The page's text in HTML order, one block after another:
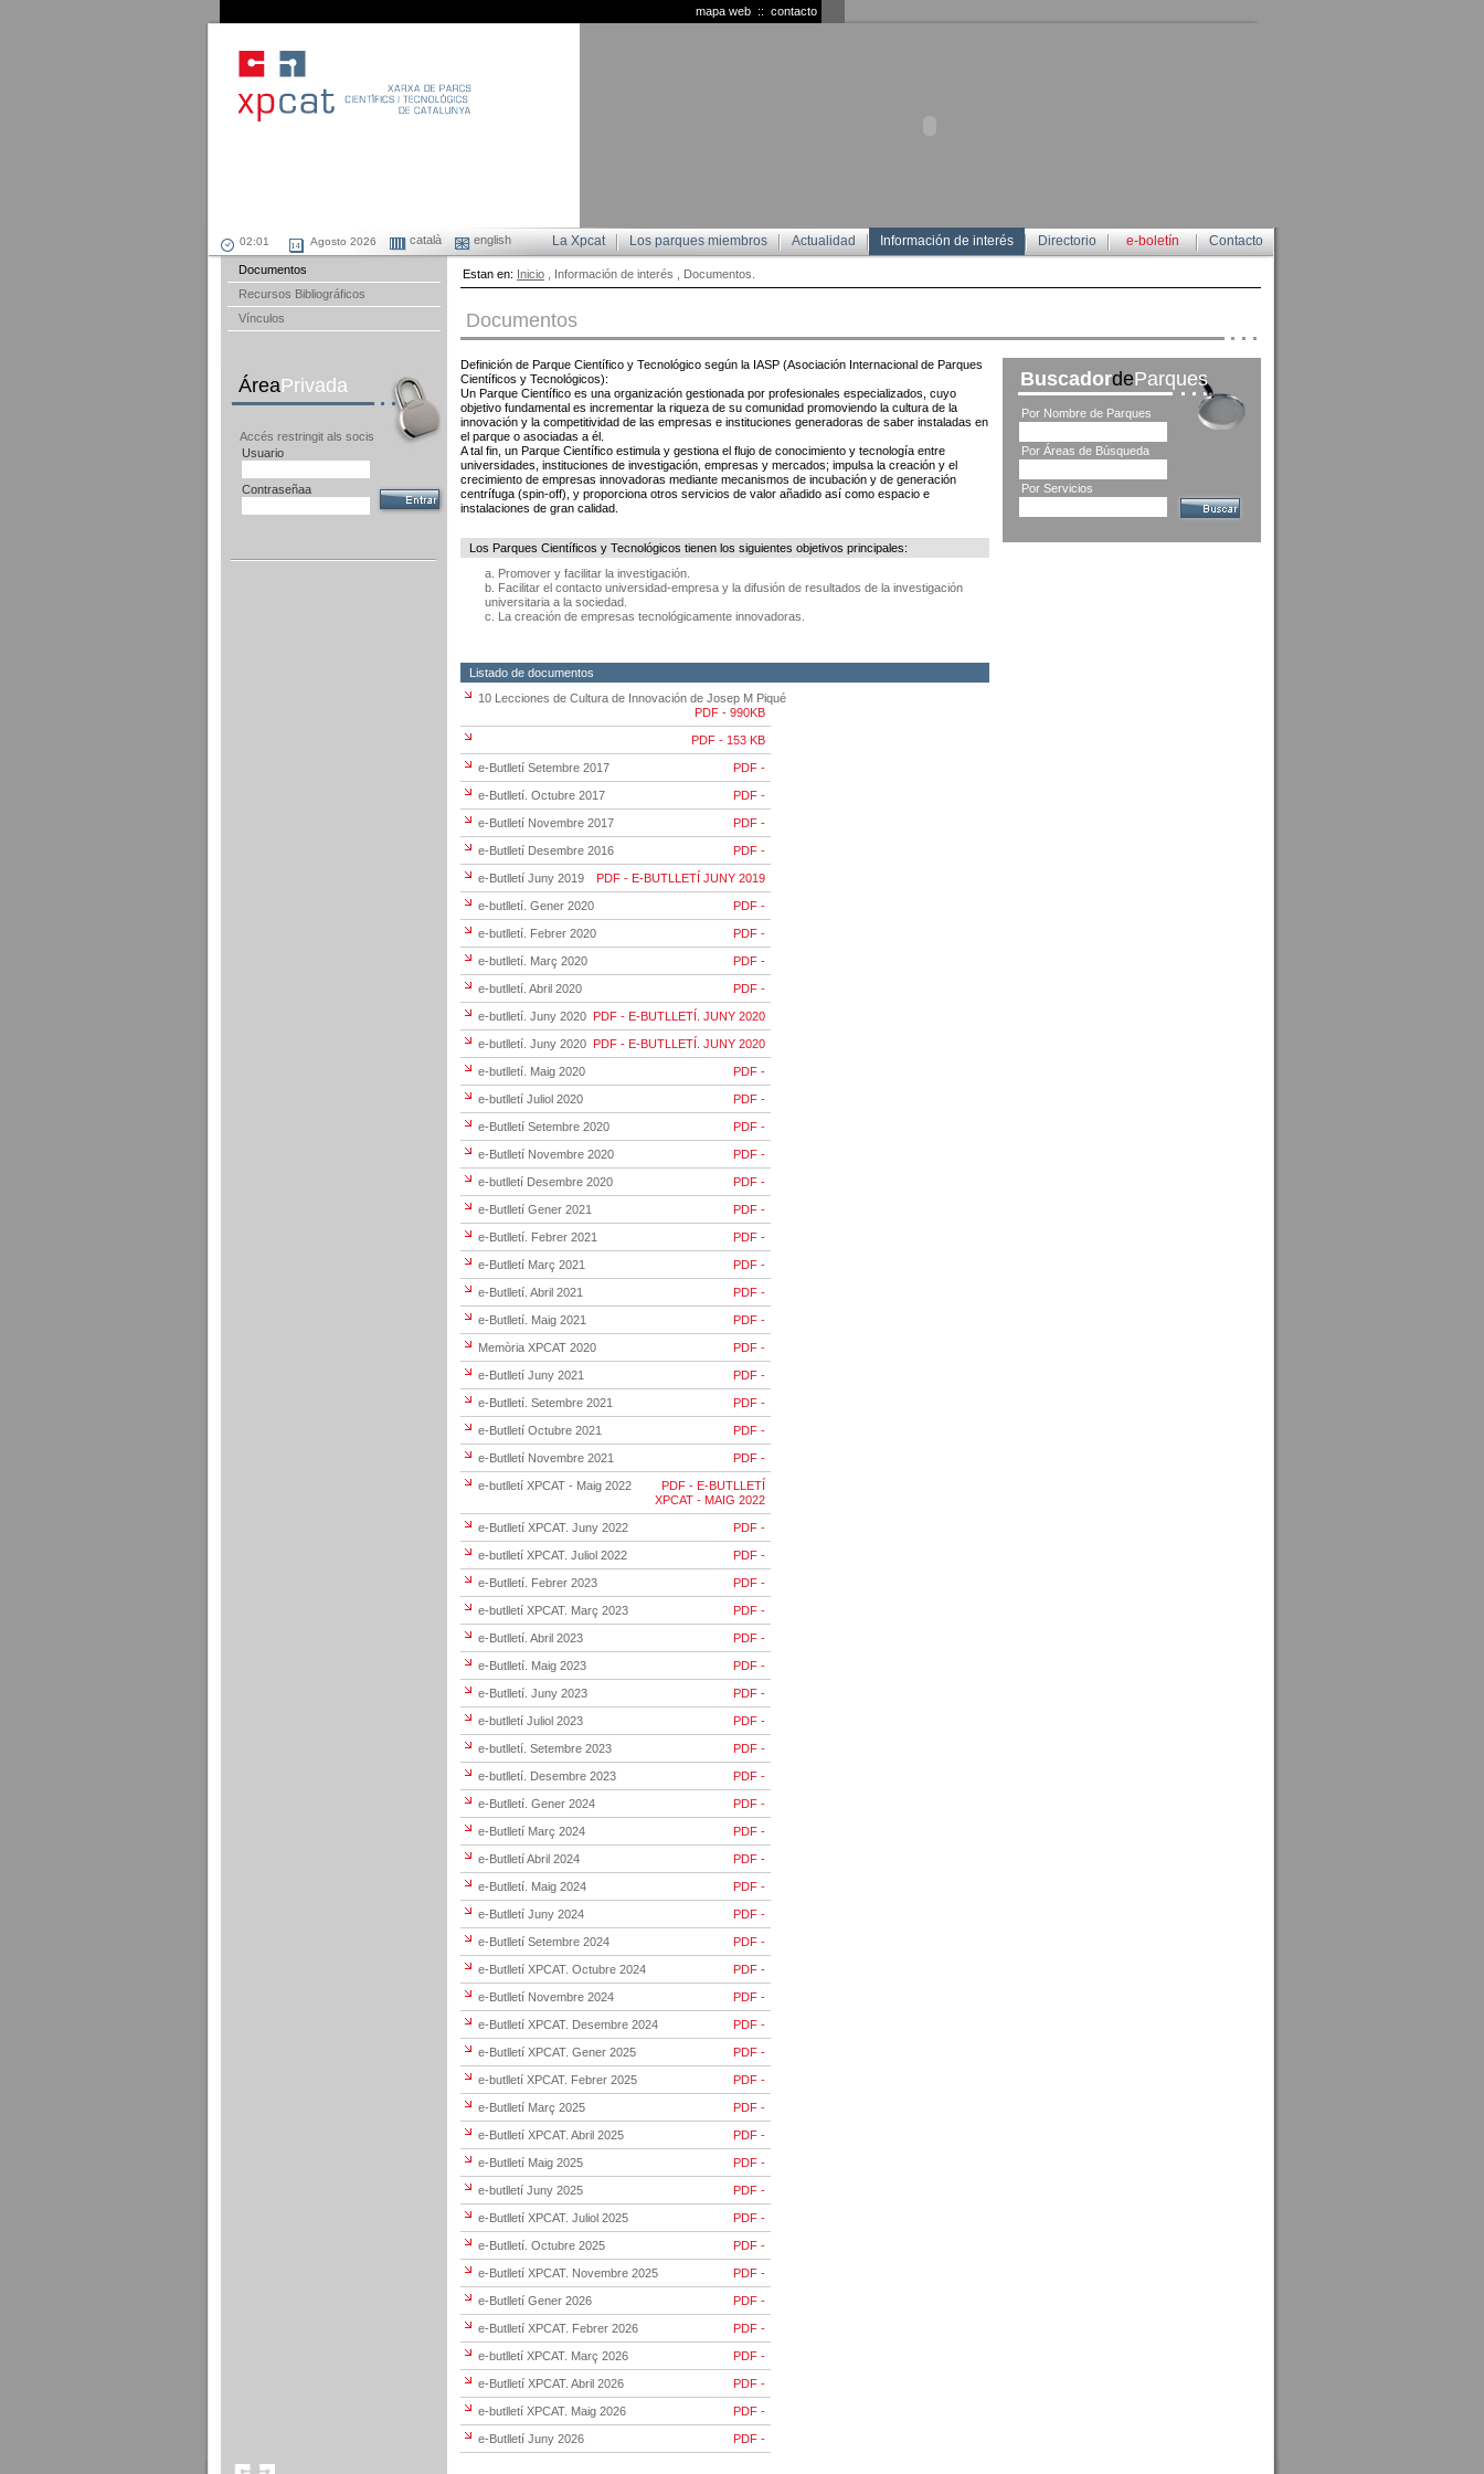
contacto
::
mapa web
Agosto 2026 català english Contacto
e-boletín
Directorio
Información de interés
Actualidad
Los parques miembros
La Xpcat
Documentos
Recursos Bibliográficos
Vínculos
ÁreaPrivada
Accés restringit als socis
Usuario
Contraseñaa
Estan en: Inicio , Información de interés , Documentos.
Documentos
Definición de Parque Científico y Tecnológico según la IASP (Asociación Internacional de Parques
Científicos y Tecnológicos):
Un Parque Científico es una organización gestionada por profesionales especializados, cuyo
objetivo fundamental es incrementar la riqueza de su comunidad promoviendo la cultura de la
innovación y la competitividad de las empresas e instituciones generadoras de saber instaladas en
el parque o asociadas a él.
A tal fin, un Parque Científico estimula y gestiona el flujo de conocimiento y tecnología entre
universidades, instituciones de investigación, empresas y mercados; impulsa la creación y el
crecimiento de empresas innovadoras mediante mecanismos de incubación y de generación
centrífuga (spin-off), y proporciona otros servicios de valor añadido así como espacio e
instalaciones de gran calidad.
Los Parques Científicos y Tecnológicos tienen los siguientes objetivos principales:
a. Promover y facilitar la investigación.
b. Facilitar el contacto universidad-empresa y la difusión de resultados de la investigación
universitaria a la sociedad.
c. La creación de empresas tecnológicamente innovadoras.
Listado de documentos
10 Lecciones de Cultura de Innovación de Josep M Piqué
PDF - 990KB
PDF - 153 KB
e-Butlletí Setembre 2017 PDF -
e-Butlletí. Octubre 2017 PDF -
e-Butlletí Novembre 2017 PDF -
e-Butlletí Desembre 2016 PDF -
e-Butlletí Juny 2019 PDF - E-BUTLLETÍ JUNY 2019
e-butlletí. Gener 2020 PDF -
e-butlletí. Febrer 2020 PDF -
e-butlletí. Març 2020 PDF -
e-butlletí. Abril 2020 PDF -
e-butlletí. Juny 2020 PDF - E-BUTLLETÍ. JUNY 2020
e-butlletí. Juny 2020 PDF - E-BUTLLETÍ. JUNY 2020
e-butlletí. Maig 2020 PDF -
e-butlletí Juliol 2020 PDF -
e-Butlletí Setembre 2020 PDF -
e-Butlletí Novembre 2020 PDF -
e-butlletí Desembre 2020 PDF -
e-Butlletí Gener 2021 PDF -
e-Butlletí. Febrer 2021 PDF -
e-Butlletí Març 2021 PDF -
e-Butlletí. Abril 2021 PDF -
e-Butlletí. Maig 2021 PDF -
Memòria XPCAT 2020 PDF -
e-Butlletí Juny 2021 PDF -
e-Butlletí. Setembre 2021 PDF -
e-Butlletí Octubre 2021 PDF -
e-Butlletí Novembre 2021 PDF -
e-butlletí XPCAT - Maig 2022
PDF - E-BUTLLETÍ
XPCAT - MAIG 2022
e-Butlletí XPCAT. Juny 2022 PDF -
e-butlletí XPCAT. Juliol 2022 PDF -
e-Butlletí. Febrer 2023 PDF -
e-butlletí XPCAT. Març 2023 PDF -
e-Butlletí. Abril 2023 PDF -
e-Butlletí. Maig 2023 PDF -
e-Butlletí. Juny 2023 PDF -
e-butlletí Juliol 2023 PDF -
e-butlletí. Setembre 2023 PDF -
e-butlletí. Desembre 2023 PDF -
e-Butlletí. Gener 2024 PDF -
e-Butlletí Març 2024 PDF -
e-Butlletí Abril 2024 PDF -
e-Butlletí. Maig 2024 PDF -
e-Butlletí Juny 2024 PDF -
e-Butlletí Setembre 2024 PDF -
e-Butlletí XPCAT. Octubre 2024 PDF -
e-Butlletí Novembre 2024 PDF -
e-Butlletí XPCAT. Desembre 2024 PDF -
e-Butlletí XPCAT. Gener 2025 PDF -
e-butlletí XPCAT. Febrer 2025 PDF -
e-Butlletí Març 2025 PDF -
e-Butlletí XPCAT. Abril 2025 PDF -
e-Butlletí Maig 2025 PDF -
e-butlletí Juny 2025 PDF -
e-Butlletí XPCAT. Juliol 2025 PDF -
e-Butlletí. Octubre 2025 PDF -
e-Butlletí XPCAT. Novembre 2025 PDF -
e-Butlletí Gener 2026 PDF -
e-Butlletí XPCAT. Febrer 2026 PDF -
e-butlletí XPCAT. Març 2026 PDF -
e-Butlletí XPCAT. Abril 2026 PDF -
e-butlletí XPCAT. Maig 2026 PDF -
e-Butlletí Juny 2026 PDF -
BuscadordeParques
Por Nombre de Parques
Por Áreas de Búsqueda
Por Servicios